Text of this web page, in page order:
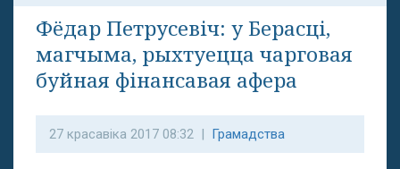
Фёдар Петрусевіч: у Берасці,
магчыма, рыхтуецца чарговая
буйная фінансавая афера
27 красавіка 2017 08:32 | Грамадства